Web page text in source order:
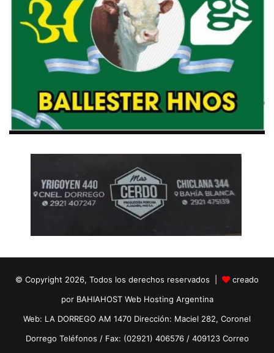
© Copyright 2026, Todos los derechos reservados |
creado
por BAHIAHOST Web Hosting Argentina
Web: LA DORREGO AM 1470 Dirección: Maciel 282, Coronel
Dorrego Teléfonos / Fax: (02921) 406576 / 409123 Correo